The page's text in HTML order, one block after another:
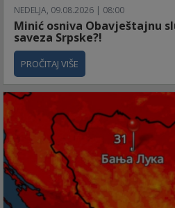
NEDELJA, 09.08.2026 | 08:00
Minić osniva Obavještajnu
saveza Srpske?!
PROČITAJ VIŠE